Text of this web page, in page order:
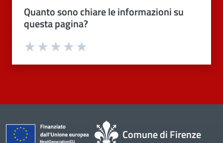
Quanto sono chiare le informazioni su
questa pagina?
Valuta 4 stelle su 5
Valuta 3 stelle su 5
Valuta 2 stelle su 5
Valuta 1 stelle su 5
Comune di Firenze